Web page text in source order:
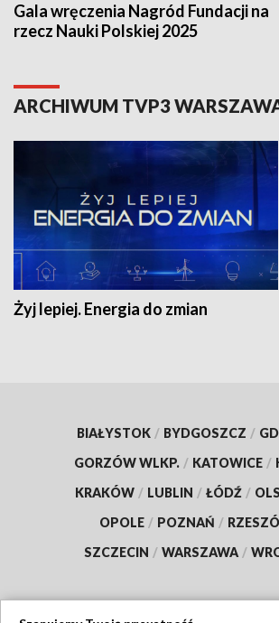
Gala wręczenia Nagród Fundacji na
rzecz Nauki Polskiej 2025
ARCHIWUM TVP3
Żyj lepiej. Energia do zmian
BIAŁYSTOK / BYDGOSZCZ /
GORZÓW WLKP. / KATOWICE /
KRAKÓW / LUBLIN / ŁÓDŹ /
OPOLE / POZNAŃ /
SZCZECIN / WARSZAWA /